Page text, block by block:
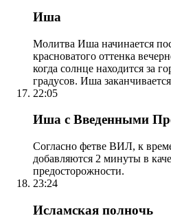
Иша
Молитва Иша начинается
красноватого оттенка
когда солнце находится за
градусов. Иша
22:05
Иша с Введенными
Согласно фетве ВИЛ, к
добавляются 2 минуты в
предосторожности.
23:24
Исламская полночь